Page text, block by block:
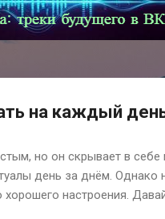
на каждый
но он скрывает в
день за днём. Однако
хорошего настроения.